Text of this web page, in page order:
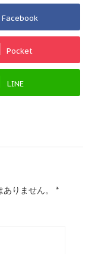
Facebook
Pocket
LINE
りません。
*